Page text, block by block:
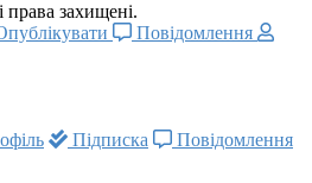
захищені.
Повідомлення
Підписка
Повідомлення